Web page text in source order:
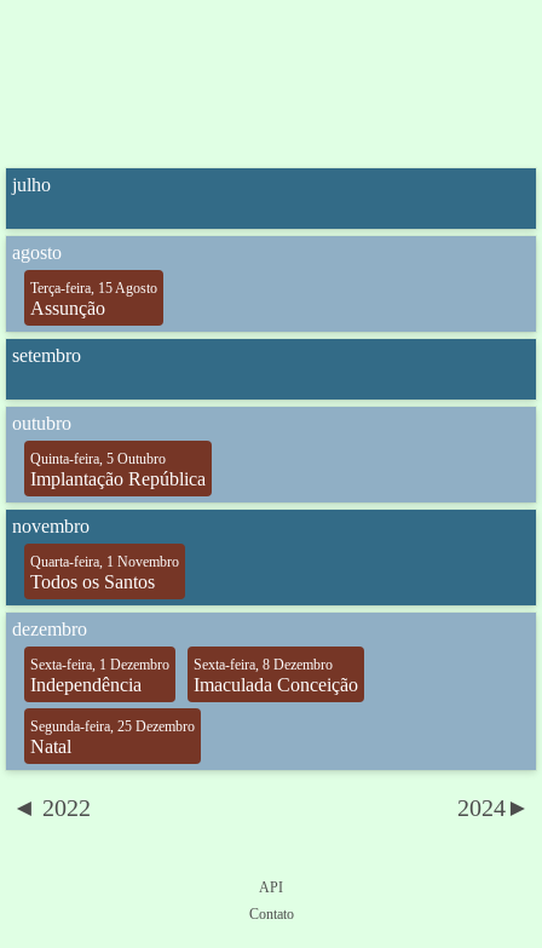
julho
agosto
Terça-feira, 15 Agosto
Assunção
setembro
outubro
Quinta-feira, 5 Outubro
Implantação República
novembro
Quarta-feira, 1 Novembro
Todos os Santos
dezembro
Sexta-feira, 1 Dezembro
Independência
Sexta-feira, 8 Dezembro
Imaculada Conceição
Segunda-feira, 25 Dezembro
Natal
◄ 2022 2024►
API
Contato